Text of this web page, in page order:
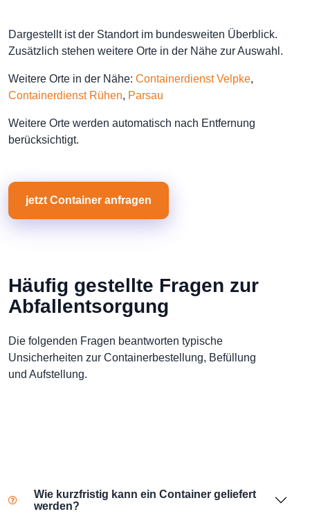
Dargestellt ist der Standort im bundesweiten Überblick.
Zusätzlich stehen weitere Orte in der Nähe zur Auswahl.
Weitere Orte in der Nähe: Containerdienst Velpke,
Containerdienst Rühen, Parsau
Weitere Orte werden automatisch nach Entfernung
berücksichtigt.
jetzt Container anfragen
Häufig gestellte Fragen zur
Abfallentsorgung
Die folgenden Fragen beantworten typische
Unsicherheiten zur Containerbestellung, Befüllung
und Aufstellung.
Wie kurzfristig kann ein Container geliefert
werden?